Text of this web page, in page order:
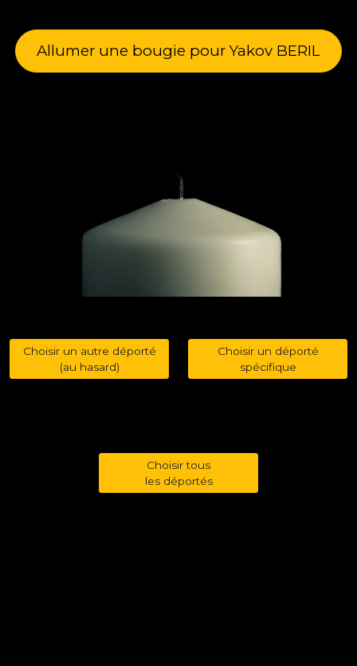
Allumer une bougie pour Yakov BERIL
Choisir un autre déporté
(au hasard)
Choisir un déporté
spécifique
Choisir tous
les déportés